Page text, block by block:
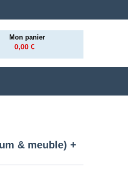
Mon panier
0,00 €
& meuble) +